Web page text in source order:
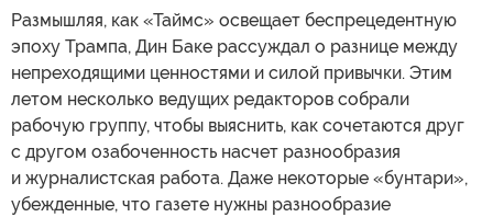
Размышляя, как «Таймс» освещает беспрецедентную
эпоху Трампа, Дин Баке рассуждал о разнице между
непреходящими ценностями и силой привычки. Этим
летом несколько ведущих редакторов собрали
рабочую группу, чтобы выяснить, как сочетаются друг
с другом озабоченность насчет разнообразия
и журналистская работа. Даже некоторые «бунтари»,
убежденные, что газете нужны разнообразие